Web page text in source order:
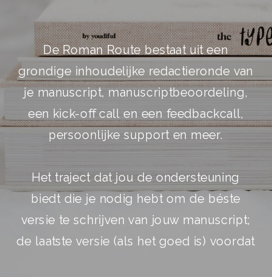
De Roman Route bestaat uit een
grondige inhoudelijke redactieronde van
je manuscript, manuscriptbeoordeling,
een kick-off call en een feedbackcall,
persoonlijke support en meer.
Het traject dat jou de ondersteuning
biedt die je nodig hebt om de béste
versie te schrijven van jouw manuscript;
de laatste versie (als het goed is) voordat